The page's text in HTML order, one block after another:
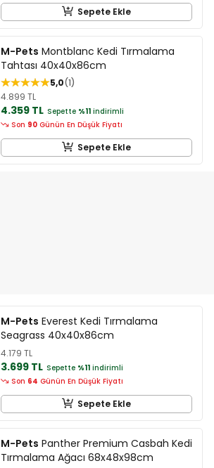
Sepete Ekle
M-Pets Montblanc Kedi Tırmalama
Tahtası 40x40x86cm
5,0 1
4.899 TL
4.359 TL Sepette %11 indirimli
Son 90 Günün En Düşük Fiyatı
Sepete Ekle
M-Pets Everest Kedi Tırmalama
Seagrass 40x40x86cm
4.179 TL
3.699 TL Sepette %11 indirimli
Son 64 Günün En Düşük Fiyatı
Sepete Ekle
M-Pets Panther Premium Casbah Kedi
Tırmalama Ağacı 68x48x98cm